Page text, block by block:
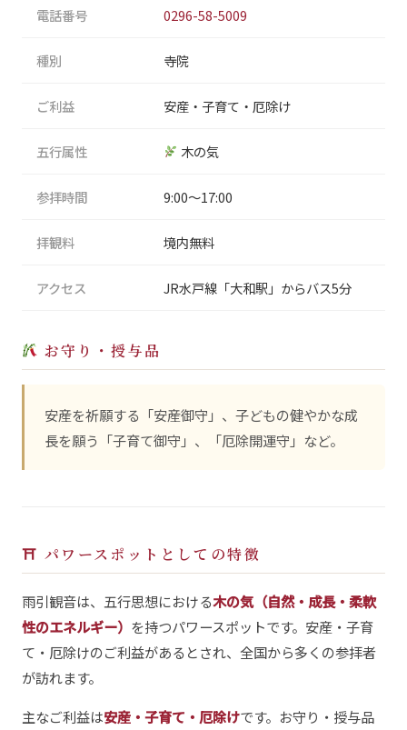
電話番号 0296-58-5009
種別 寺院
ご利益 安産・子育て・厄除け
五行属性 木の気
参拝時間 9:00〜17:00
拝観料 境内無料
アクセス JR水戸線「大和駅」からバス5分
お守り・授与品
安産を祈願する「安産御守」、子どもの健やかな成
長を願う「子育て御守」、「厄除開運守」など。
⛩ パワースポットとしての特徴
雨引観音は、五行思想における木の気（自然・成長・柔軟
性のエネルギー） を持つパワースポットです。安産・子育
て・厄除けのご利益があるとされ、全国から多くの参拝者
が訪れます。
主なご利益は安産・子育て・厄除けです。お守り・授与品